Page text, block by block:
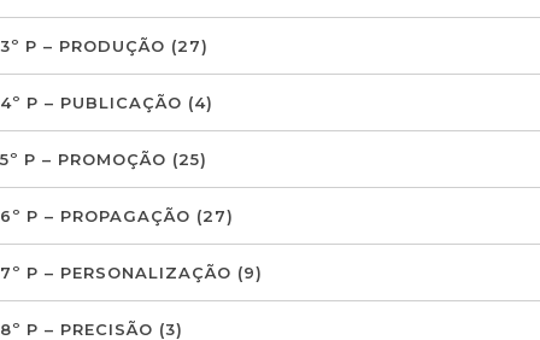
3º P – PRODUÇÃO (27)
4º P – PUBLICAÇÃO (4)
5º P – PROMOÇÃO (25)
6º P – PROPAGAÇÃO (27)
7º P – PERSONALIZAÇÃO (9)
8º P – PRECISÃO (3)